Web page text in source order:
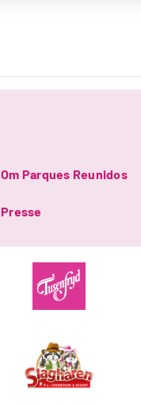
Om Parques Reunidos
Presse